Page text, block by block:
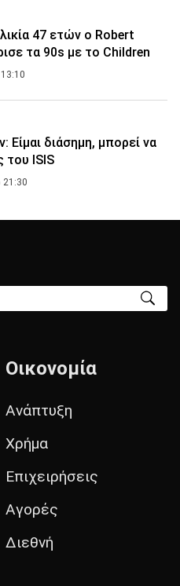
47 ετών ο Robert
τα 90s με το Children
Είμαι διάσημη, μπορεί να
του ISIS
21:30
Οικονομία
Ανάπτυξη
Χρήμα
Επιχειρήσεις
Αγορές
Διεθνή